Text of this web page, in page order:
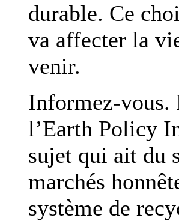
durable. Ce
va affecter la
venir.
Informez-vous.
l’Earth Policy
sujet qui ait du
marchés
système de